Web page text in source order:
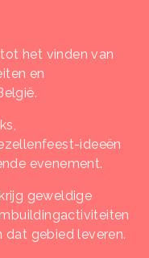
het vinden van
en
ideeën
evenement.
geweldige
dat gebied leveren.